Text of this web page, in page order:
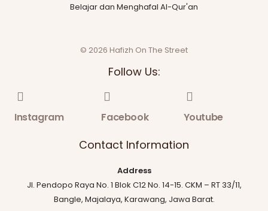
Belajar dan Menghafal Al-Qur'an
© 2026 Hafizh On The Street
Follow Us:
Instagram Facebook Youtube
Contact Information
Address
Jl. Pendopo Raya No. 1 Blok C12 No. 14-15. CKM – RT 33/11,
Bangle, Majalaya, Karawang, Jawa Barat.